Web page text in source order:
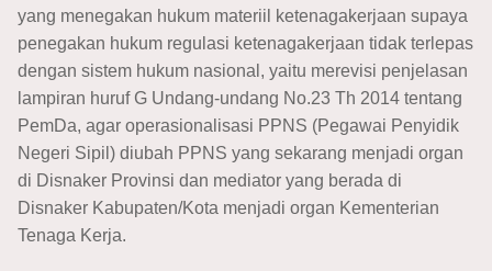
yang menegakan hukum materiil ketenagakerjaan supaya
penegakan hukum regulasi ketenagakerjaan tidak terlepas
dengan sistem hukum nasional, yaitu merevisi penjelasan
lampiran huruf G Undang-undang No.23 Th 2014 tentang
PemDa, agar operasionalisasi PPNS (Pegawai Penyidik
Negeri Sipil) diubah PPNS yang sekarang menjadi organ
di Disnaker Provinsi dan mediator yang berada di
Disnaker Kabupaten/Kota menjadi organ Kementerian
Tenaga Kerja.